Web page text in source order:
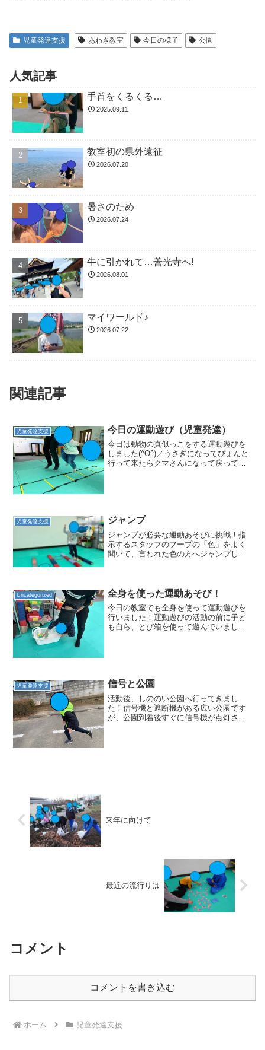
児童発達支援 あわさ教室 今日の様子 公園
人気記事
手首をくるくる…
2025.09.11
教室初の県外遠征
2026.07.20
暑さのため
2026.07.24
牛に引かれて…善光寺へ!
2026.08.01
マイワールド♪
2026.07.22
関連記事
児童発達支援 今日の運動遊び（児童発達）
今日は動物の真似っこをする運動遊びを
しました(^O^)／うさぎになってぴょんと
行って来たらクマさんになって戻ってき
児童発達支援 ジャンプ
ジャンプが必要な運動あそびに挑戦！指
示するスタッフのフープの「色」をよく
聞いて、言われた色の方へジャンプして
「ん？」と一瞬考えたり動きが止...
Uncategorized 全身を使った運動あそび！
今日の教室でも全身を使って運動遊びを
行いました！運動遊びの活動の前に子ど
も自ら、とび箱を使って遊んでいました
児童発達支援 信号と公園
活動後、しののい公園へ行ってきまし
た！信号機と遮断機がある広い公園です
が、公園到着後すぐに信号機が点灯され
来年に向けて
最近の流行りは
コメント
コメントを書き込む
ホーム 児童発達支援